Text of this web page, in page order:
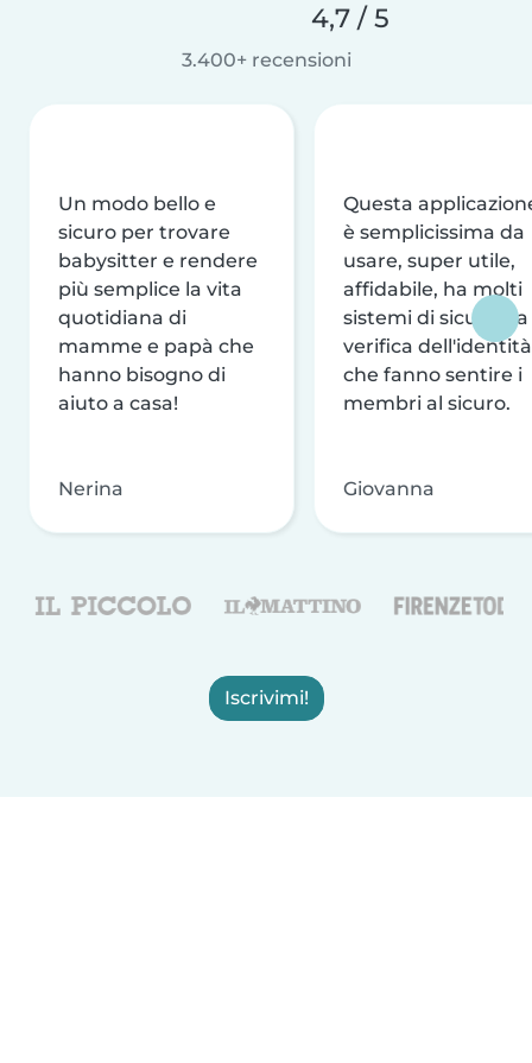
4,7 / 5
3.400+ recensioni
Un modo bello e
sicuro per trovare
babysitter e rendere
più semplice la vita
quotidiana di
mamme e papà che
hanno bisogno di
aiuto a casa!
Nerina
Questa
è semplicissima da
usare, super utile,
affidabile, ha molti
sistemi di sicurezza
verifica dell'identità
che fanno sentire i
membri al sicuro.
Giovanna
Iscrivimi!